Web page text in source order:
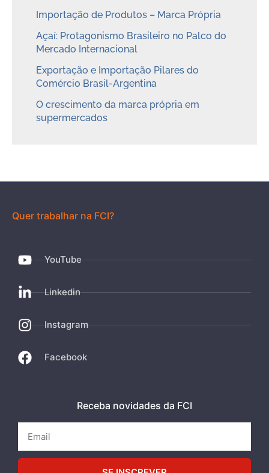
Importação de Produtos – Marca Própria
Açaí: Protagonismo Brasileiro no Palco do
Mercado Internacional
Exportação e Importação Pilares do
Comércio Brasil-Argentina
O crescimento da marca própria em
supermercados
Quer trabalhar na FCI?
YouTube
Linkedin
Instagram
Facebook
Receba novidades da FCI